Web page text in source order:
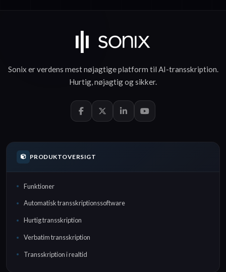
Sonix er verdens mest nøjagtige platform til AI-transskription.
Hurtig,nøjagtigogsikker.
PRODUKTOVERSIGT
Funktioner
Automatisk transskriptionssoftware
Hurtig transskription
Verbatim transskription
Transskription i realtid